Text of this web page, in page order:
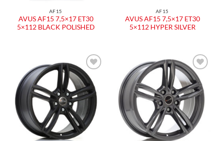
AF15
AVUS AF15 7,5×17 ET30
5×112 BLACK POLISHED
AF15
AVUS AF15 7,5×17 ET30
5×112 HYPER SILVER